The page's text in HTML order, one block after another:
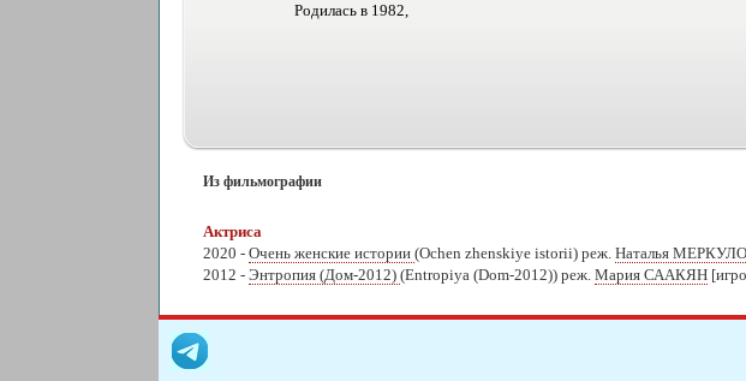
Родилась в 1982,
Из фильмографии
Актриса
2020 - Очень женские истории (Ochen zhenskiye istorii) реж. Наталья
2012 - Энтропия (Дом-2012) (Entropiya (Dom-2012)) реж. Мария СААКЯН